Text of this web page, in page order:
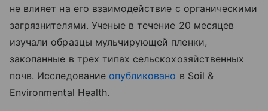
не влияет на его взаимодействие с органическими
загрязнителями. Ученые в течение 20 месяцев
изучали образцы мульчирующей пленки,
закопанные в трех типах сельскохозяйственных
почв. Исследование опубликовано в Soil &
Environmental Health.